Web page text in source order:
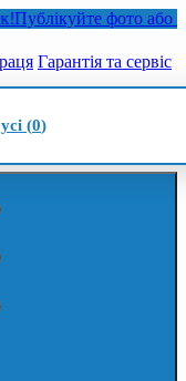
фото або
Гарантія та сервіс
(0)